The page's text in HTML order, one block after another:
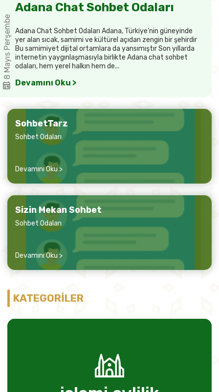
8 Mayıs Perşembe
Adana Chat Sohbet Odaları
Adana Chat Sohbet Odaları Adana, Türkiye’nin güneyinde
yer alan sıcak, samimi ve kültürel açıdan zengin bir şehirdir
Bu samimiyet dijital ortamlara da yansımıştır Son yıllarda
internetin yaygınlaşmasıyla birlikte Adana chat sohbet
odaları, hem yerel halkın hem de...
Devamını Oku >
SohbetTarz
Sohbet Odaları
Devamını Oku >
Sizin Mekan Sohbet
Sohbet Odaları
Devamını Oku >
KATEGORİLER